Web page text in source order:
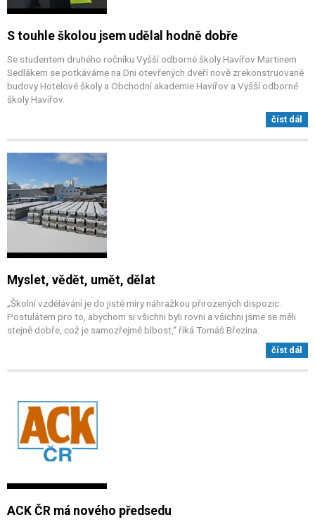
S touhle školou jsem udělal hodně dobře
Se studentem druhého ročníku Vyšší odborné školy Havířov Martinem
Sedlákem se potkáváme na Dni otevřených dveří nově zrekonstruované
budovy Hotelové školy a Obchodní akademie Havířov a Vyšší odborné
školy Havířov.
číst dál
Myslet, vědět, umět, dělat
„Školní vzdělávání je do jisté míry náhražkou přirozených dispozic.
Postulátem pro to, abychom si všichni byli rovni a všichni jsme se měli
stejně dobře, což je samozřejmě blbost,“ říká Tomáš Březina.
číst dál
ACK ČR má nového předsedu